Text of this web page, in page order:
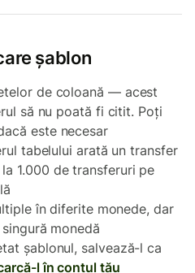
șablon
de coloană — acest
să nu poată fi citit. Poți
este necesar
tabelului arată un transfer
1.000 de transferuri pe
în diferite monede, dar
monedă
șablonul, salvează-l ca
l în contul tău